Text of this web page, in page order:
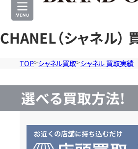
CHANEL（シャネル）
TOP シャネル買取 シャネル 買取実績
選べる買取方法!